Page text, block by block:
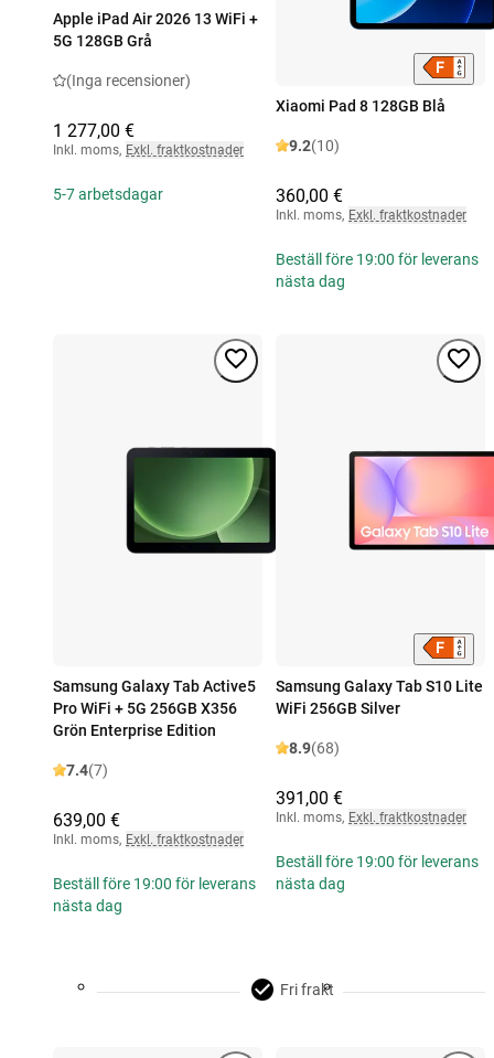
Apple iPad Air 2026 13 WiFi +
5G 128GB Grå
(Inga recensioner)
1 277,00 €
Inkl. moms, Exkl. fraktkostnader
5-7 arbetsdagar
Xiaomi Pad 8 128GB Blå
9.2(10)
360,00 €
Inkl. moms, Exkl. fraktkostnader
Beställ före 19:00 för leverans
nästa dag
Samsung Galaxy Tab Active5
Pro WiFi + 5G 256GB X356
Grön Enterprise Edition
7.4(7)
639,00 €
Inkl. moms, Exkl. fraktkostnader
Beställ före 19:00 för leverans
nästa dag
Samsung Galaxy Tab S10 Lite
WiFi 256GB Silver
8.9(68)
391,00 €
Inkl. moms, Exkl. fraktkostnader
Beställ före 19:00 för leverans
nästa dag
Fri frakt